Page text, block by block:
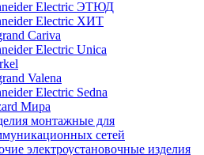
Electric ЭТЮД
Electric ХИТ
Cariva
Electric Unica
Valena
Electric Sedna
Мира
монтажные для
сетей
электроустановочные изделия